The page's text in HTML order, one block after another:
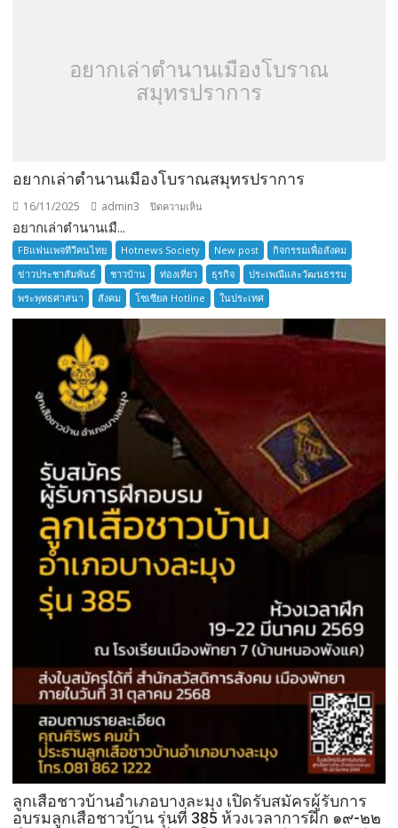
อยากเล่าตำนานเมืองโบราณ
สมุทรปราการ
อยากเล่าตำนานเมืองโบราณสมุทรปราการ
16/11/2025 admin3 ปิดความเห็น
เล่า
ตำนาน
เมือง
โบราณ
สมุทรปราการ
อยากเล่าตำนานเมื...
FBแฟนเพจทีวีคนไทย Hotnews Society New post
กิจกรรมเพื่อสังคม
ข่าวประชาสัมพันธ์
ชาวบ้าน ท่องเที่ยว ธุรกิจ
ประเพณีและวัฒนธรรม
พระพุทธศาสนา
สังคม โซเซียล Hotline ในประเทศ
ลูกเสือชาวบ้านอำเภอบางละมุง เปิดรับสมัครผู้รับการ
อบรมลูกเสือชาวบ้าน รุ่นที่ 385 ห้วงเวลาการฝึก ๑๙-๒๒